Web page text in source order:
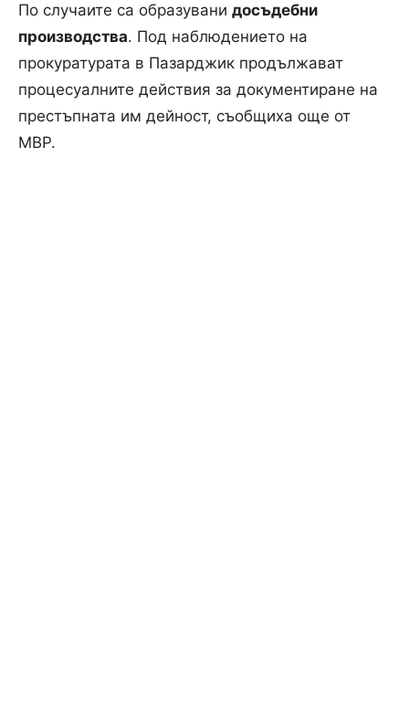
По случаите са образувани досъдебни
производства. Под наблюдението на
прокуратурата в Пазарджик продължават
процесуалните действия за документиране на
престъпната им дейност, съобщиха още от
МВР.